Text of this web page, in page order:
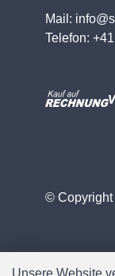
Mail:
Telefon:
© Copyright
Unsere Website